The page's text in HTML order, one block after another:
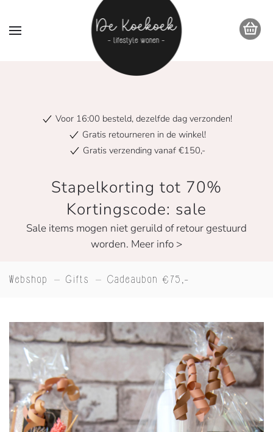
Voor 16:00 besteld, dezelfde dag verzonden!
Gratis retourneren in de winkel!
Gratis verzending vanaf €150,-
Stapelkorting tot 70%
Kortingscode: sale
Sale items mogen niet geruild of retour gestuurd
worden. Meer info >
Webshop Gifts Cadeaubon €75,-